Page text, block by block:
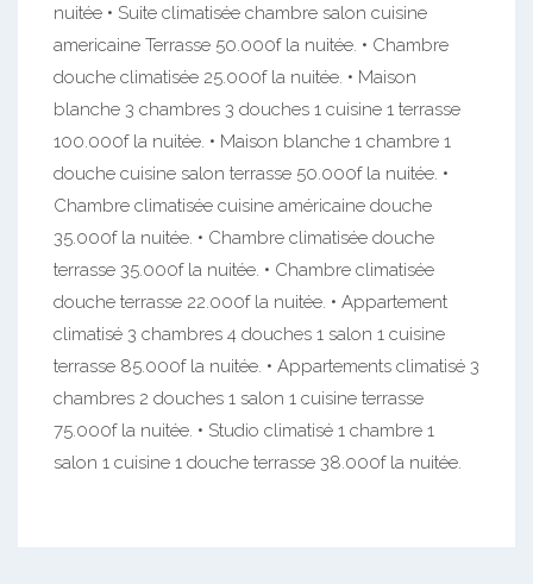
nuitée • Suite climatisée chambre salon cuisine
americaine Terrasse 50.000f la nuitée. • Chambre
douche climatisée 25.000f la nuitée. • Maison
blanche 3 chambres 3 douches 1 cuisine 1 terrasse
100.000f la nuitée. • Maison blanche 1 chambre 1
douche cuisine salon terrasse 50.000f la nuitée. •
Chambre climatisée cuisine américaine douche
35.000f la nuitée. • Chambre climatisée douche
terrasse 35.000f la nuitée. • Chambre climatisée
douche terrasse 22.000f la nuitée. • Appartement
climatisé 3 chambres 4 douches 1 salon 1 cuisine
terrasse 85.000f la nuitée. • Appartements climatisé 3
chambres 2 douches 1 salon 1 cuisine terrasse
75.000f la nuitée. • Studio climatisé 1 chambre 1
salon 1 cuisine 1 douche terrasse 38.000f la nuitée.